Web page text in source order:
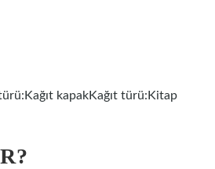
kapakKağıt türü:Kitap